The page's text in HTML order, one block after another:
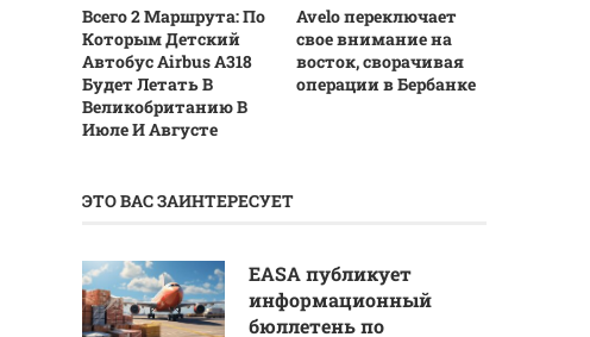
Всего 2 Маршрута: По
Которым Детский
Автобус Airbus A318
Будет Летать В
Великобританию В
Июле И Августе
Avelo переключает
свое внимание на
восток, сворачивая
операции в Бербанке
ЭТО ВАС ЗАИНТЕРЕСУЕТ
EASA публикует
информационный
бюллетень по